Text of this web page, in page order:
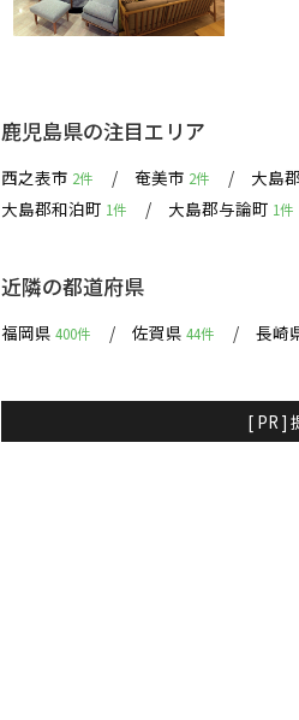
鹿児島県の注目エリア
西之表市 2件 奄美市 2件 大島
大島郡和泊町 1件 大島郡与論町 1件
近隣の都道府県
福岡県 400件 佐賀県 44件 長崎
[ PR ]